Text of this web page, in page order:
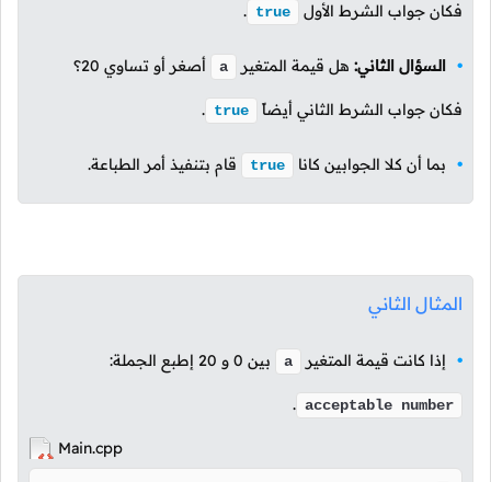
فكان جواب الشرط الأول true
.
السؤال الثاني: هل قيمة المتغير a أصغر أو تساوي 20؟
فكان جواب الشرط الثاني أيضاً true
.
بما أن كلا الجوابين كانا true قام بتنفيذ أمر الطباعة.
المثال الثاني
إذا كانت قيمة المتغير a بين 0 و 20 إطبع الجملة:
acceptable number
.
Main.cpp